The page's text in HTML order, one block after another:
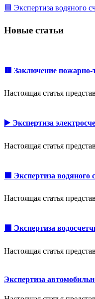
🟩 Экспертиза водяного
Новые статьи
🟥 Заключение
Настоящая статья
▶️ Экспертиза
Настоящая статья
🟩 Экспертиза водяного
Настоящая статья
🟩 Экспертиза
Настоящая статья
Экспертиза